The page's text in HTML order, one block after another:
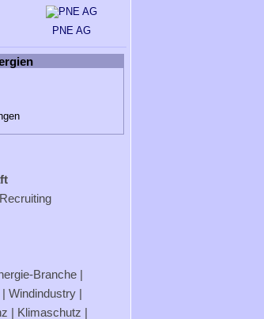
PNE AG
Branche |
| Windindustry |
| Klimaschutz |